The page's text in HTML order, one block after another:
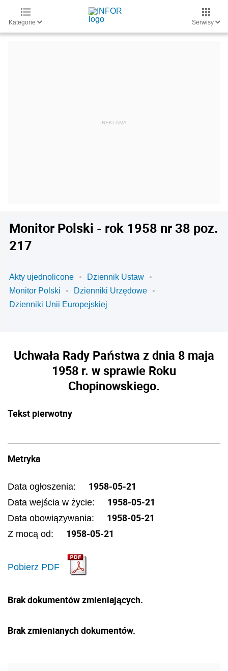
Kategorie Serwisy
Monitor Polski - rok 1958 nr 38 poz.
217
Akty ujednolicone
Dziennik Ustaw
Monitor Polski
Dzienniki Urzędowe
Dzienniki Unii Europejskiej
Uchwała Rady Państwa z dnia 8 maja
1958 r. w sprawie Roku
Chopinowskiego.
Tekst pierwotny
Metryka
Data ogłoszenia: 1958-05-21
Data wejścia w życie: 1958-05-21
Data obowiązywania: 1958-05-21
Z mocą od: 1958-05-21
Pobierz PDF
Brak dokumentów zmieniających.
Brak zmienianych dokumentów.